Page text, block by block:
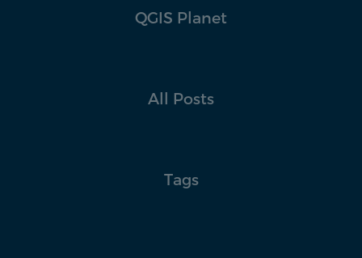
QGIS Planet
All Posts
Tags